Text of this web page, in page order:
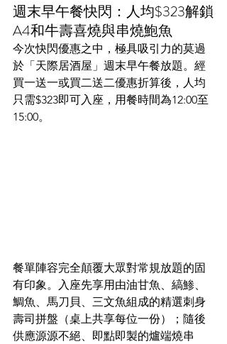
週末早午餐快閃：人均$323解鎖
A4和牛壽喜燒與串燒鮑魚
今次快閃優惠之中，極具吸引力的莫過
於「天際居酒屋」週末早午餐放題。經
買一送一或買二送二優惠折算後，人均
只需$323即可入座，用餐時間為12:00至
15:00。
餐單陣容完全顛覆大眾對常規放題的固
有印象。入座先享用由油甘魚、縞鯵、
鯛魚、馬刀貝、三文魚組成的精選刺身
壽司拼盤（桌上共享每位一份）；隨後
供應源源不絕、即點即製的爐端燒串